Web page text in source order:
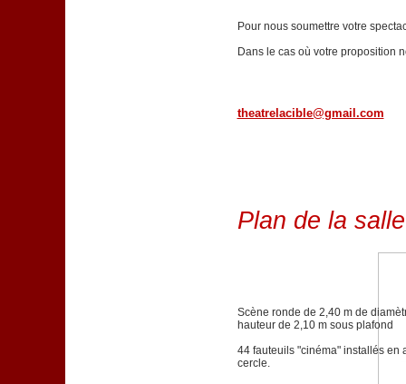
Pour nous soumettre votre
Dans le cas où votre proposition
Plan de la salle
theatrelacible@gmail.com
Scène ronde de 2,40 m de
hauteur de 2,10 m sous plafond
44 fauteuils "cinéma" installés en
cercle.